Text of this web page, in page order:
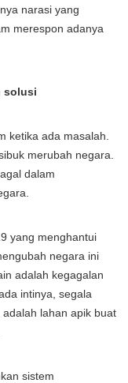
narasi yang
merespon adanya
solusi
ketika ada masalah.
merubah negara.
dalam
yang menghantui
negara ini
adalah kegagalan
intinya, segala
lahan apik buat
sistem